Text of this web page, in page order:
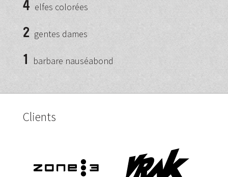
4 elfes colorées
2 gentes dames
1 barbare nauséabond
Clients